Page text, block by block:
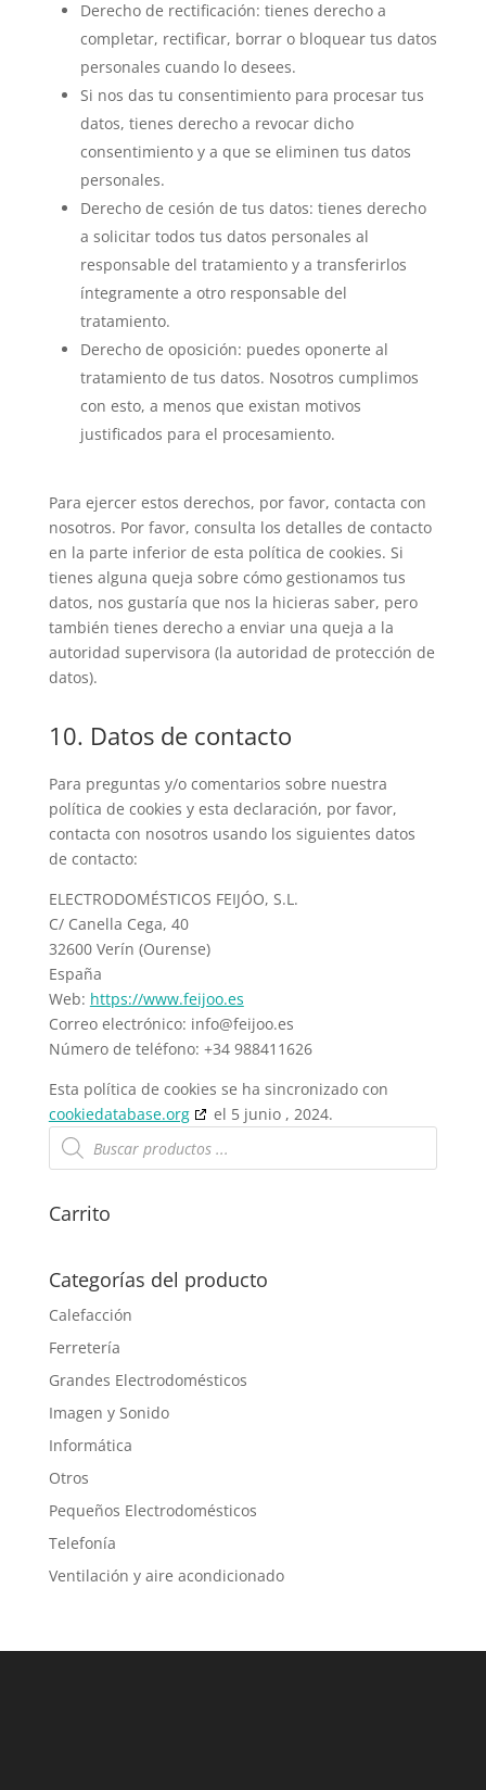
Derecho de rectificación: tienes derecho a
completar, rectificar, borrar o bloquear tus datos
personales cuando lo desees.
Si nos das tu consentimiento para procesar tus
datos, tienes derecho a revocar dicho
consentimiento y a que se eliminen tus datos
personales.
Derecho de cesión de tus datos: tienes derecho
a solicitar todos tus datos personales al
responsable del tratamiento y a transferirlos
íntegramente a otro responsable del
tratamiento.
Derecho de oposición: puedes oponerte al
tratamiento de tus datos. Nosotros cumplimos
con esto, a menos que existan motivos
justificados para el procesamiento.
Para ejercer estos derechos, por favor, contacta con
nosotros. Por favor, consulta los detalles de contacto
en la parte inferior de esta política de cookies. Si
tienes alguna queja sobre cómo gestionamos tus
datos, nos gustaría que nos la hicieras saber, pero
también tienes derecho a enviar una queja a la
autoridad supervisora (la autoridad de protección de
datos).
10. Datos de contacto
Para preguntas y/o comentarios sobre nuestra
política de cookies y esta declaración, por favor,
contacta con nosotros usando los siguientes datos
de contacto:
ELECTRODOMÉSTICOS FEIJÓO, S.L.
C/ Canella Cega, 40
32600 Verín (Ourense)
España
Web: https://www.feijoo.es
Correo electrónico: info@feijoo.es
Número de teléfono: +34 988411626
Esta política de cookies se ha sincronizado con
cookiedatabase.org
el 5 junio , 2024.
Búsqueda
de
productos
Carrito
Categorías del producto
Calefacción
Ferretería
Grandes Electrodomésticos
Imagen y Sonido
Informática
Otros
Pequeños Electrodomésticos
Telefonía
Ventilación y aire acondicionado